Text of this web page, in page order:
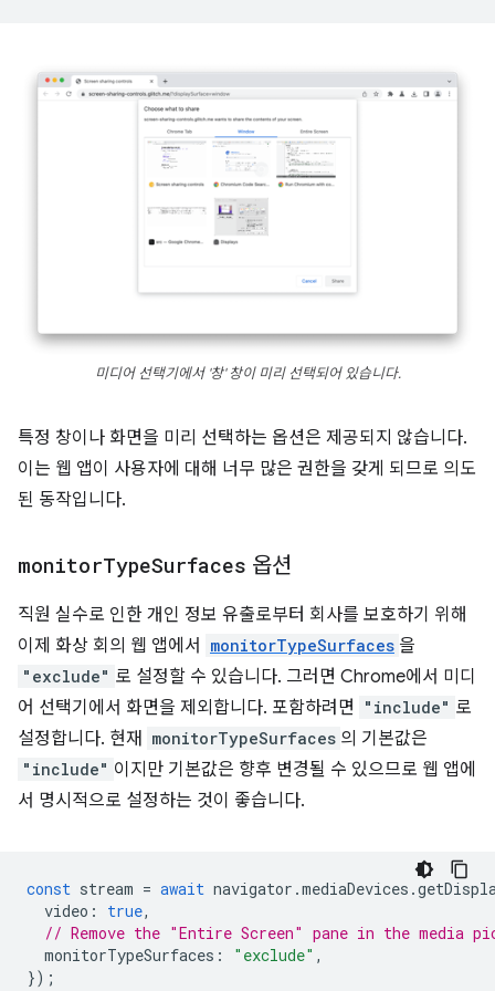
미디어 선택기에서 '창' 창이 미리 선택되어 있습니다.
특정 창이나 화면을 미리 선택하는 옵션은 제공되지 않습니다.
이는 웹 앱이 사용자에 대해 너무 많은 권한을 갖게 되므로 의도
된 동작입니다.
monitorTypeSurfaces 옵션
직원 실수로 인한 개인 정보 유출로부터 회사를 보호하기 위해
이제 화상 회의 웹 앱에서
monitorTypeSurfaces 을
"exclude" 로 설정할 수 있습니다. 그러면 Chrome에서 미디
어 선택기에서 화면을 제외합니다. 포함하려면
"include" 로
설정합니다. 현재
monitorTypeSurfaces 의 기본값은
"include" 이지만 기본값은 향후 변경될 수 있으므로 웹 앱에
서 명시적으로 설정하는 것이 좋습니다.
const stream = await navigator .mediaDevices .
video : true,
// Remove the "Entire Screen" pane in the media
monitorTypeSurfaces : "exclude" ,
});